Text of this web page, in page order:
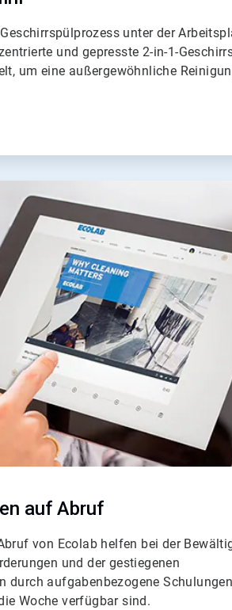
unter der
und gepresste 2-in-1-
um eine außergewöhnliche
auf Abruf
von Ecolab helfen bei der
und der gestiegenen
durch aufgabenbezogene
Woche verfügbar sind.